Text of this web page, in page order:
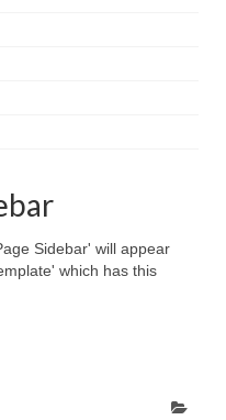
Sidebar' will appear
which has this